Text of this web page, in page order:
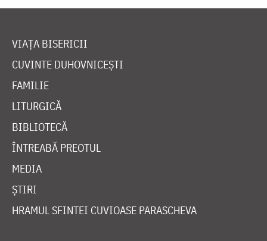
VIAȚA BISERICII
CUVINTE DUHOVNICEȘTI
FAMILIE
LITURGICĂ
BIBLIOTECĂ
ÎNTREABĂ PREOTUL
MEDIA
ȘTIRI
HRAMUL SFINTEI CUVIOASE PARASCHEVA